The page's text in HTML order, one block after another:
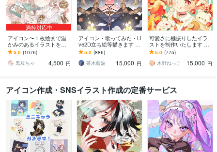
満枠対応中
アイコン〜１枚絵まで温
かみのあるイラストを描
きます ★ココナラ自体が
初めての方も、お気軽に
ご相談ください♪★
5.0 (1076)
黒豆ちゃ
4,500 円
アイコン・歌ってみた・Li
ve2D立ち絵等描きます ち
びキャラや配信用イラス
ト等、幅広く制作してい
ます！
5.0 (886)
茶木藍波
15,000 円
可愛さに極振りしたイラ
ストを制作いたします ★
商用利用＆二次利用込
み！ミニキャラは小物２
点まで無料！★
5.0 (775)
木野ねっこ
15,000 円
アイコン作成・SNSイラスト作成の定番サービス